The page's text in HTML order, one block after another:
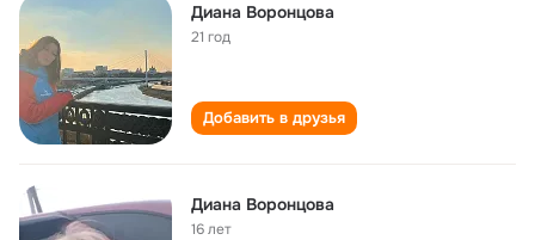
Диана Воронцова
21 год
Добавить в друзья
Диана Воронцова
16 лет